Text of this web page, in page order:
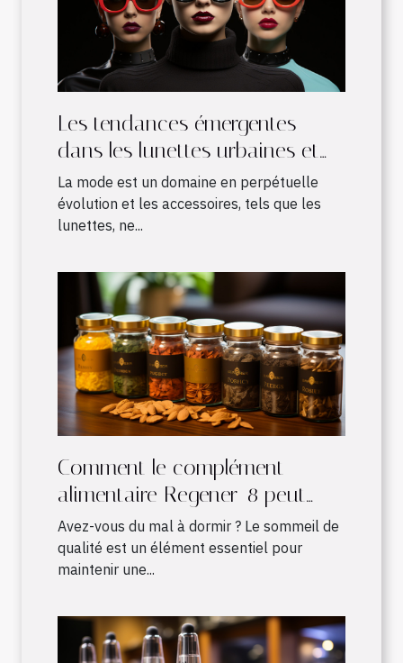
Les tendances émergentes
dans les lunettes urbaines et
leur influence sur la mode
La mode est un domaine en perpétuelle
évolution et les accessoires, tels que les
lunettes, ne...
Comment le complément
alimentaire Regener-8 peut
améliorer votre sommeil
Avez-vous du mal à dormir ? Le sommeil de
qualité est un élément essentiel pour
maintenir une...